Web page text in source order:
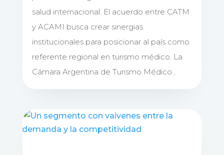
salud internacional. El acuerdo entre CATM
y ACAMI busca crear sinergias
institucionales para posicionar al país como
referente regional en turismo médico. La
Cámara Argentina de Turismo Médico...